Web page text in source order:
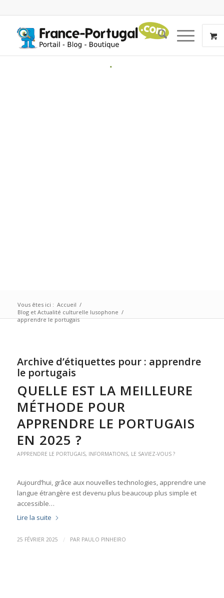
Vous êtes ici : Accueil /
Blog et Actualité culturelle lusophone /
apprendre le portugais
Archive d’étiquettes pour : apprendre
le portugais
QUELLE EST LA MEILLEURE
MÉTHODE POUR
APPRENDRE LE PORTUGAIS
EN 2025 ?
APPRENDRE LE PORTUGAIS, INFORMATIONS, LE SAVIEZ-VOUS ?
Aujourd’hui, grâce aux nouvelles technologies, apprendre une
langue étrangère est devenu plus beaucoup plus simple et
accessible…
Lire la suite
25 FÉVRIER 2025 / PAR PAULO PINHEIRO